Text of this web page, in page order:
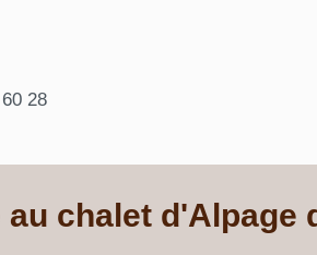
28
chalet d'Alpage